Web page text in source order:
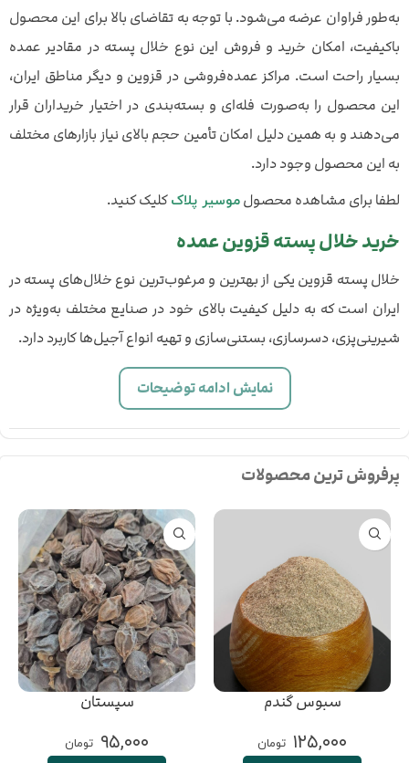
به‌طور فراوان عرضه می‌شود. با توجه به تقاضای بالا برای این محصول
باکیفیت، امکان خرید و فروش این نوع خلال پسته در مقادیر عمده
بسیار راحت است. مراکز عمده‌فروشی در قزوین و دیگر مناطق ایران،
این محصول را به‌صورت فله‌ای و بسته‌بندی در اختیار خریداران قرار
می‌دهند و به همین دلیل امکان تأمین حجم بالای نیاز بازارهای مختلف
به این محصول وجود دارد.
لطفا برای مشاهده محصولموسیر پلاککلیک کنید.
خرید خلال پسته قزوین عمده
خلال پسته قزوین یکی از بهترین و مرغوب‌ترین نوع خلال‌های پسته در
ایران است که به دلیل کیفیت بالای خود در صنایع مختلف به‌ویژه در
شیرینی‌پزی، دسرسازی، بستنی‌سازی و تهیه انواع آجیل‌ها کاربرد دارد.
نمایش ادامه توضیحات
پرفروش ترین محصولات
سبوس گندم
۱۲۵,۰۰۰ تومان
سپستان
۹۵,۰۰۰ تومان